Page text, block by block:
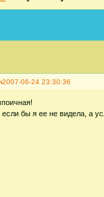
2007-06-24 23:30:36
если бы я ее не видела, а